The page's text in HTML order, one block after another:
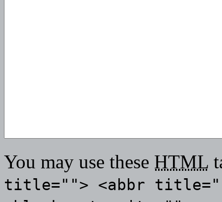
You may use these HTML
title=""> <abbr